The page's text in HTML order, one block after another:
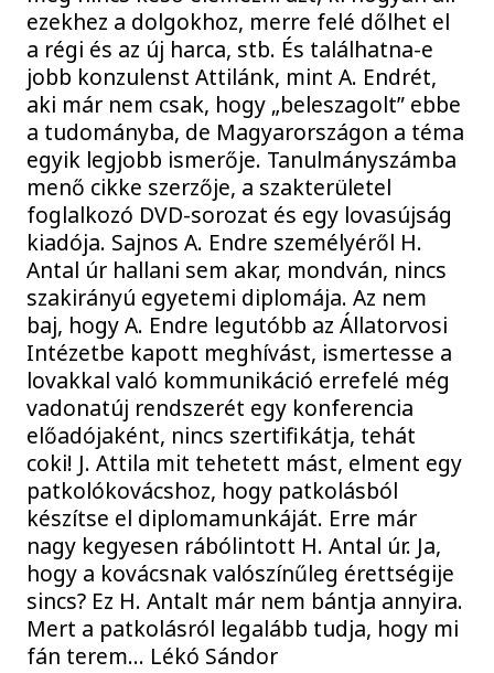
ezekhez a dolgokhoz, merre felé dőlhet el
a régi és az új harca, stb. És találhatna-e
jobb konzulenst Attilánk, mint A. Endrét,
aki már nem csak, hogy „beleszagolt” ebbe
a tudományba, de Magyarországon a téma
egyik legjobb ismerője. Tanulmányszámba
menő cikke szerzője, a szakterületel
foglalkozó DVD-sorozat és egy lovasújság
kiadója. Sajnos A. Endre személyéről H.
Antal úr hallani sem akar, mondván, nincs
szakirányú egyetemi diplomája. Az nem
baj, hogy A. Endre legutóbb az Állatorvosi
Intézetbe kapott meghívást, ismertesse a
lovakkal való kommunikáció errefelé még
vadonatúj rendszerét egy konferencia
előadójaként, nincs szertifikátja, tehát
coki! J. Attila mit tehetett mást, elment egy
patkolókovácshoz, hogy patkolásból
készítse el diplomamunkáját. Erre már
nagy kegyesen rábólintott H. Antal úr. Ja,
hogy a kovácsnak valószínűleg érettségije
sincs? Ez H. Antalt már nem bántja annyira.
Mert a patkolásról legalább tudja, hogy mi
fán terem… Lékó Sándor